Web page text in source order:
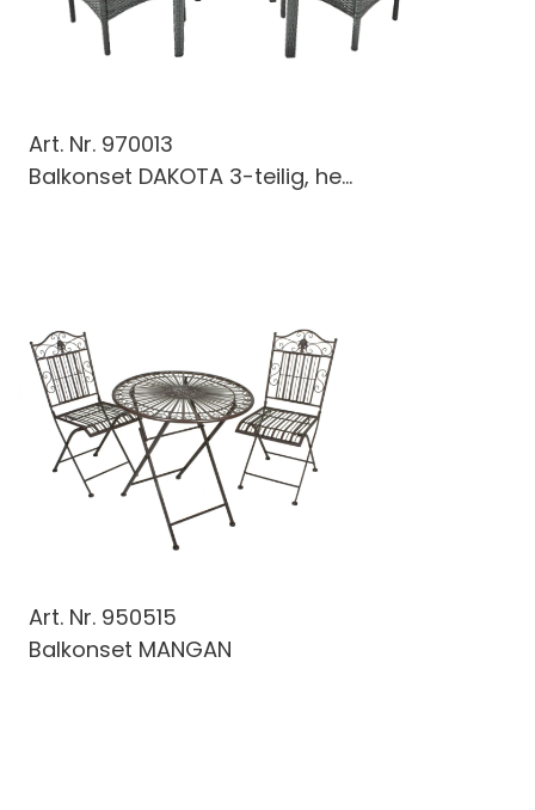
Art. Nr. 970013
Balkonset DAKOTA 3-teilig, he...
Art. Nr. 950515
Balkonset MANGAN